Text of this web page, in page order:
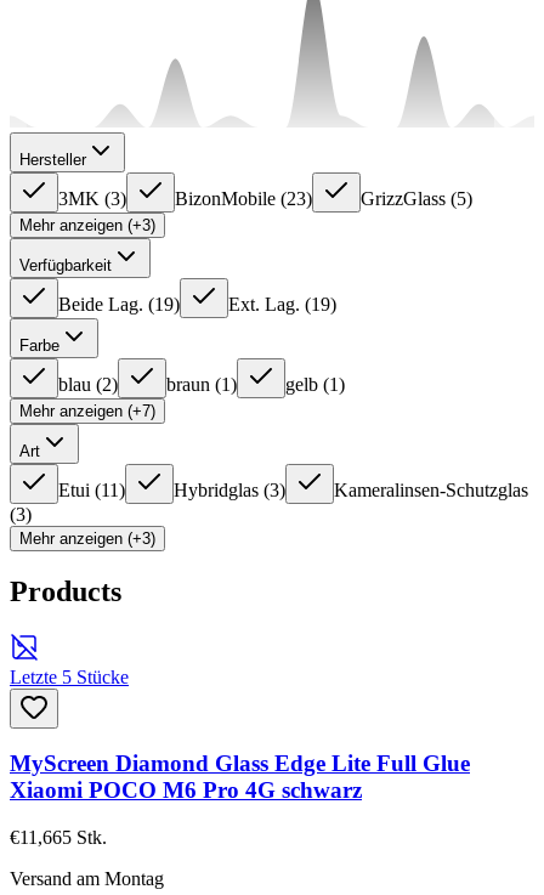
Hersteller
3MK (3) BizonMobile (23) GrizzGlass (5)
Mehr anzeigen (+3)
Verfügbarkeit
Beide Lag. (19) Ext. Lag. (19)
Farbe
blau (2) braun (1) gelb (1)
Mehr anzeigen (+7)
Art
Etui (11) Hybridglas (3)
Kameralinsen-Schutzglas
(3)
Mehr anzeigen (+3)
Products
Letzte 5 Stücke
MyScreen Diamond Glass Edge Lite Full Glue
Xiaomi POCO M6 Pro 4G schwarz
€11,665 Stk.
Versand am Montag